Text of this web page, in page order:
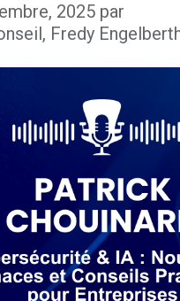
2025 par
Fredy